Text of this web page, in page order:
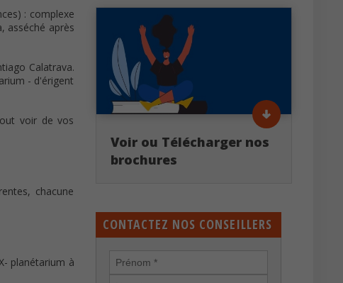
: complexe
asséché après
Calatrava.
- d'érigent
voir de vos
chacune
planétarium à
Voir ou Télécharger nos
brochures
CONTACTEZ NOS CONSEILLERS